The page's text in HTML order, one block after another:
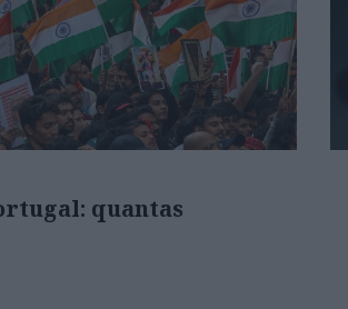
quantas